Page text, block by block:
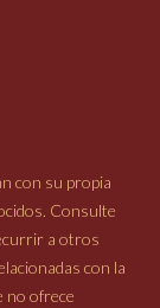
con su propia
Consulte
a otros
con la
no ofrece